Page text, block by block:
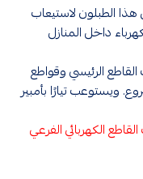
هذا الطبلون لاستيعاب
داخل المنازل
الرئيسي وقواطع
ويستوعب تيارًا بأمبير
الكهربائي الفرعي